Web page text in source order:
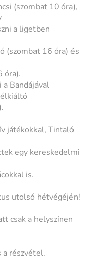
(szombat 10 óra),
a ligetben
(szombat 16 óra) és
óra).
Bandájával
játékokkal, Tintaló
egy kereskedelmi
is.
utolsó hétvégéjén!
csak a helyszínen
részvétel.